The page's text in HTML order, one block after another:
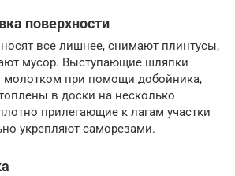
поверхности
все лишнее, снимают плинтусы,
мусор. Выступающие шляпки
молотком при помощи добойника,
в доски на несколько
прилегающие к лагам участки
укрепляют саморезами.